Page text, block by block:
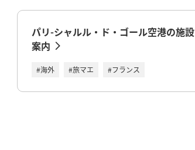
パリ-シャルル・ド・ゴール空港の施設
案内
#海外 #旅マエ #フランス